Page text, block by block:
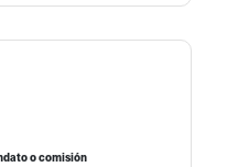
o comisión